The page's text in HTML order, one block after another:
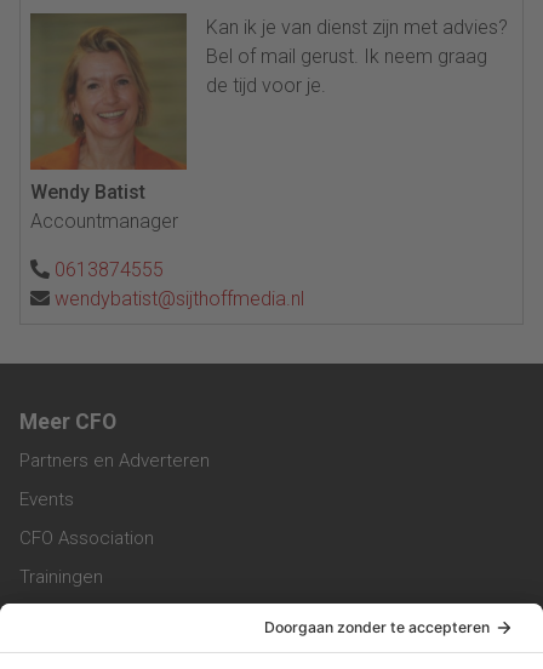
Kan ik je van dienst zijn met advies?
Bel of mail gerust. Ik neem graag
de tijd voor je.
Wendy Batist
Accountmanager
0613874555
wendybatist@sijthoffmedia.nl
Meer CFO
Partners en Adverteren
Events
CFO Association
Trainingen
Vacatures